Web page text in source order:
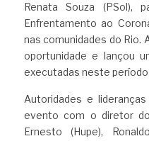
Renata Souza (PSol),
Enfrentamento ao
nas comunidades do Rio.
oportunidade e lançou
executadas neste
Autoridades e
evento com o diretor
Ernesto (Hupe),